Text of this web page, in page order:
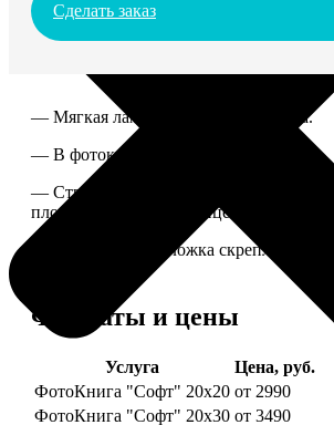
Сделать заказ
— Мягкая ламинированная обложка.
— В фотокниге от 60 до 300 страниц.
— Страницы из бумаги плотностью
плотные страницы глянцевого журнала.
— Страницы и обложка скреплены
Форматы и цены
Услуга
Цена, руб.
ФотоКнига "Софт" 20х20 от 2990
ФотоКнига "Софт" 20х30 от 3490